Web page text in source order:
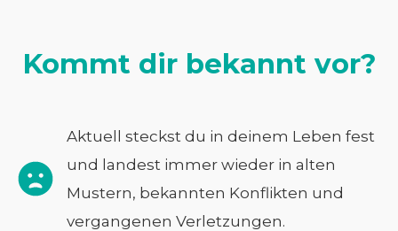
Kommt dir bekannt vor?
Aktuell steckst du in deinem Leben fest
und landest immer wieder in alten
Mustern, bekannten Konflikten und
vergangenen Verletzungen.